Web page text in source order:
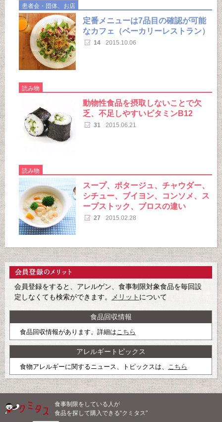
患者会・団体、お店
定番メニューは7品目の確認が可能
なカフェ（ベーカリーレストラン）
14 2015.10.06
読み物
動物性食品を摂取しないことで欠
乏、不足しやすいビタミンB12
31 2015.06.21
読み物
スープ、ポタージュ、チャウダー、
シチュー、ブイヨン、コンソメ、ス
ープストック、ブロスの違い
27 2015.02.28
会員登録をすると、アレルゲン、食事制限対象食品を毎回設
定しなくても検索ができます。
メリット について
食品回収情報
食品回収情報があります。詳細はこちら
アレルギートピックス
食物アレルギーに関するニュース、トピックスは、 こちら
食事制限をしている人が
食品を探して購入できる“クミタス”